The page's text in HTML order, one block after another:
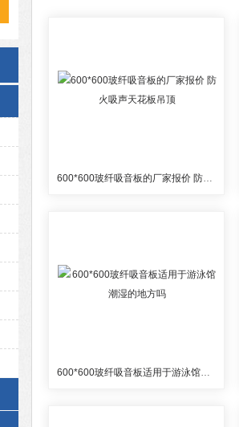
600*600玻纤吸音板的厂家报价 防火吸声天花板吊顶
600*600玻纤吸音板适用于游泳馆潮湿的地方吗